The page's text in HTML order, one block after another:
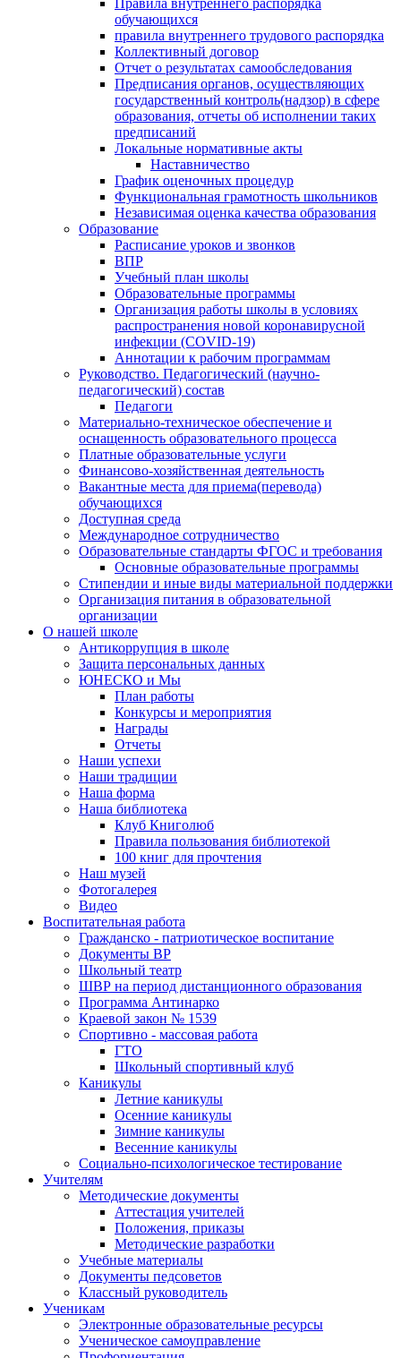
обучающихся
правила внутреннего трудового распорядка
Коллективный договор
Отчет о результатах самообследования
Предписания органов, осуществляющих
государственный контроль(надзор) в сфере
образования, отчеты об исполнении таких
предписаний
Локальные нормативные акты
Наставничество
График оценочных процедур
Функциональная грамотность школьников
Независимая оценка качества образования
Образование
Расписание уроков и звонков
ВПР
Учебный план школы
Образовательные программы
Организация работы школы в условиях
распространения новой коронавирусной
инфекции (CОVID-19)
Аннотации к рабочим программам
Руководство. Педагогический (научно-
педагогический) состав
Педагоги
Материально-техническое обеспечение и
оснащенность образовательного процесса
Платные образовательные услуги
Финансово-хозяйственная деятельность
Вакантные места для приема(перевода)
обучающихся
Доступная среда
Международное сотрудничество
Образовательные стандарты ФГОС и требования
Основные образовательные программы
Стипендии и иные виды материальной поддержки
Организация питания в образовательной
организации
О нашей школе
Антикоррупция в школе
Защита персональных данных
ЮНЕСКО и Мы
План работы
Конкурсы и мероприятия
Награды
Отчеты
Наши успехи
Наши традиции
Наша форма
Наша библиотека
Клуб Книголюб
Правила пользования библиотекой
100 книг для прочтения
Наш музей
Фотогалерея
Видео
Воспитательная работа
Гражданско - патриотическое воспитание
Документы ВР
Школьный театр
ШВР на период дистанционного образования
Программа Антинарко
Краевой закон № 1539
Спортивно - массовая работа
ГТО
Школьный спортивный клуб
Каникулы
Летние каникулы
Осенние каникулы
Зимние каникулы
Весенние каникулы
Социально-психологическое тестирование
Учителям
Методические документы
Аттестация учителей
Положения, приказы
Методические разработки
Учебные материалы
Документы педсоветов
Классный руководитель
Ученикам
Электронные образовательные ресурсы
Ученическое самоуправление